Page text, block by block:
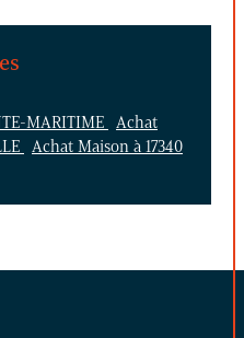
MARITIME
Achat
Achat Maison à 17340